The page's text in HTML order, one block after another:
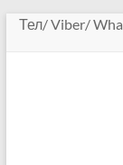
Перейти
Тел/ Viber/